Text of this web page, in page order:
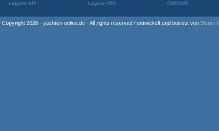
Lagoon 440
Lagoon 450
DUFOUR
Copyright 2026 - yachten-online.de - All rights reserved / entwickelt und betreut von Martin